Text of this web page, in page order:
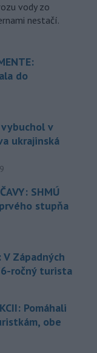
vody zo
nestačí.
do
v
ukrajinská
SHMÚ
stupňa
V Západných
ročný turista
Pomáhali
obe